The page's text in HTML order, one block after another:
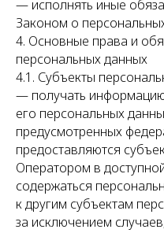
— исполнять иные
Законом о
4. Основные права и
персональных данных
4.1. Субъекты
— получать
его персональных
предусмотренных
предоставляются
Оператором в
содержаться
к другим субъектам
за исключением